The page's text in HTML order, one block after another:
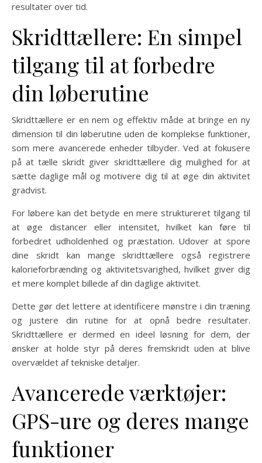
resultater over tid.
Skridttællere: En simpel
tilgang til at forbedre
din løberutine
Skridttællere er en nem og effektiv måde at bringe en ny
dimension til din løberutine uden de komplekse funktioner,
som mere avancerede enheder tilbyder. Ved at fokusere
på at tælle skridt giver skridttællere dig mulighed for at
sætte daglige mål og motivere dig til at øge din aktivitet
gradvist.
For løbere kan det betyde en mere struktureret tilgang til
at øge distancer eller intensitet, hvilket kan føre til
forbedret udholdenhed og præstation. Udover at spore
dine skridt kan mange skridttællere også registrere
kalorieforbrænding og aktivitetsvarighed, hvilket giver dig
et mere komplet billede af din daglige aktivitet.
Dette gør det lettere at identificere mønstre i din træning
og justere din rutine for at opnå bedre resultater.
Skridttællere er dermed en ideel løsning for dem, der
ønsker at holde styr på deres fremskridt uden at blive
overvældet af tekniske detaljer.
Avancerede værktøjer:
GPS-ure og deres mange
funktioner